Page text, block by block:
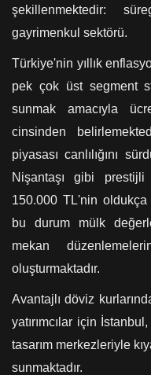
şekillenmektedir:
gayrimenkul sektörü.
Türkiye'nin yıllık
pek çok üst segment
sunmak amacıyla
cinsinden
piyasası canlılığını
Nişantaşı gibi prestijli
150.000 TL'nin
bu durum mülk
mekan
oluşturmaktadır.
Avantajlı döviz
yatırımcılar için
tasarım merkezleriyle
sunmaktadır.